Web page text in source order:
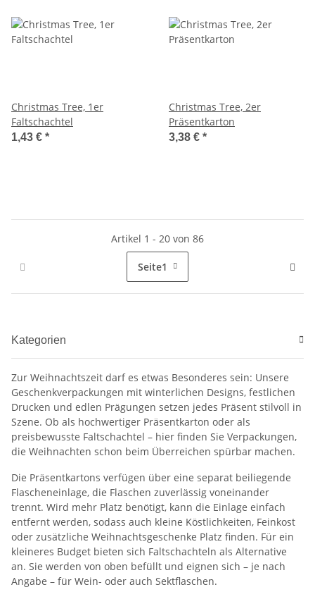
Christmas Tree, 1er
Faltschachtel
1,43 € *
Christmas Tree, 2er
Präsentkarton
3,38 € *
Artikel 1 - 20 von 86
Seite1
Kategorien
Zur Weihnachtszeit darf es etwas Besonderes sein: Unsere
Geschenkverpackungen mit winterlichen Designs, festlichen
Drucken und edlen Prägungen setzen jedes Präsent stilvoll in
Szene. Ob als hochwertiger Präsentkarton oder als
preisbewusste Faltschachtel – hier finden Sie Verpackungen,
die Weihnachten schon beim Überreichen spürbar machen.
Die Präsentkartons verfügen über eine separat beiliegende
Flascheneinlage, die Flaschen zuverlässig voneinander
trennt. Wird mehr Platz benötigt, kann die Einlage einfach
entfernt werden, sodass auch kleine Köstlichkeiten, Feinkost
oder zusätzliche Weihnachtsgeschenke Platz finden. Für ein
kleineres Budget bieten sich Faltschachteln als Alternative
an. Sie werden von oben befüllt und eignen sich – je nach
Angabe – für Wein- oder auch Sektflaschen.